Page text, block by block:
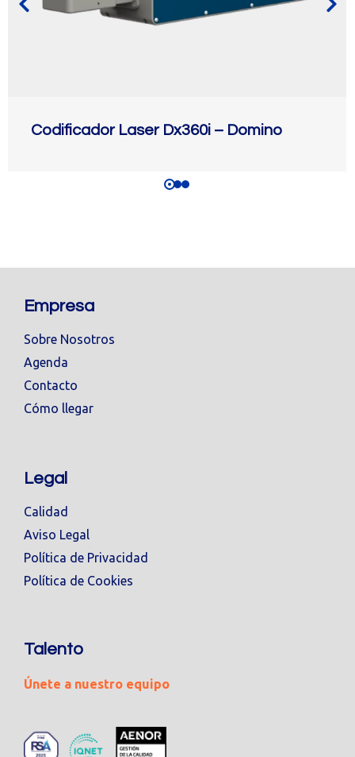
Codificador Laser Dx360i – Domino
Empresa
Sobre Nosotros
Agenda
Contacto
Cómo llegar
Legal
Calidad
Aviso Legal
Política de Privacidad
Política de Cookies
Talento
Únete a nuestro equipo